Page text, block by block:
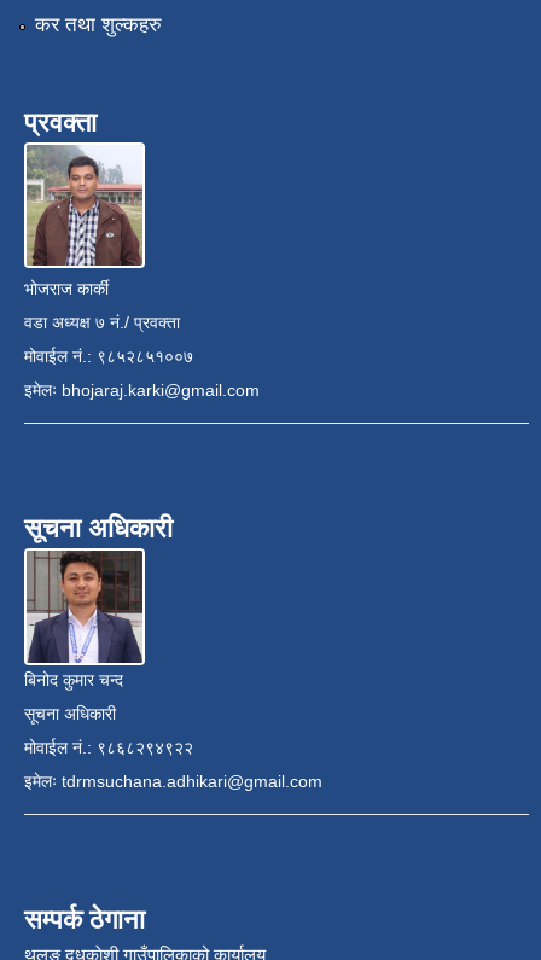
कर तथा शुल्कहरु
प्रवक्ता
भोजराज कार्की
वडा अध्यक्ष ७ नं./ प्रवक्ता
मोवाईल नं.: ९८५२८५१००७
इमेलः bhojaraj.karki@gmail.com
सूचना अधिकारी
बिनोद कुमार चन्द
सूचना अधिकारी
मोवाईल नं.: ९८६८२९४९२२
इमेलः tdrmsuchana.adhikari@gmail.com
सम्पर्क ठेगाना
थुलुङ दुधकाेशी गाउँपालिकाको कार्यालय